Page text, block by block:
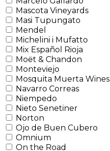
Mascota Vineyards
Masi Tupungato
Mendel
Michelini i Mufatto
Mix Español Rioja
Moët & Chandon
Monteviejo
Mosquita Muerta Wines
Navarro Correas
Niempedo
Nieto Senetiner
Norton
Ojo de Buen Cubero
Omnium
On the Road